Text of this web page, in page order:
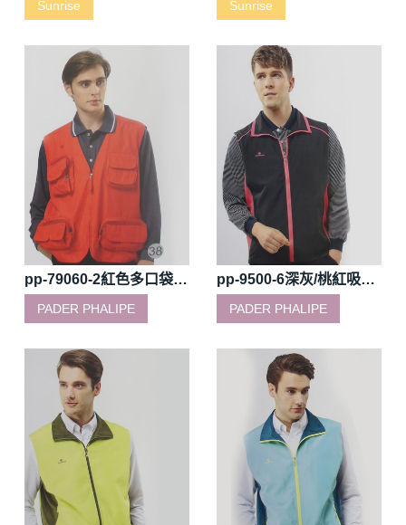
Sunrise Sunrise
pp-79060-2紅色多口袋網裡背心
PADER PHALIPE
pp-9500-6深灰/桃紅吸濕排汗網裡背心
PADER PHALIPE